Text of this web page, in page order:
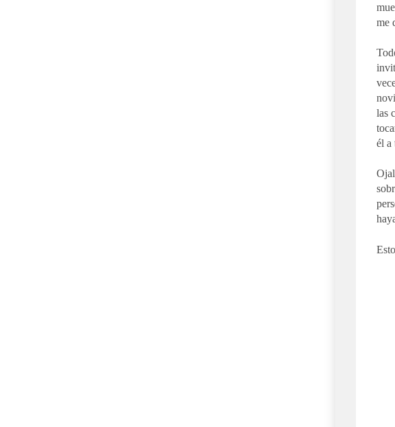
me
las
él a